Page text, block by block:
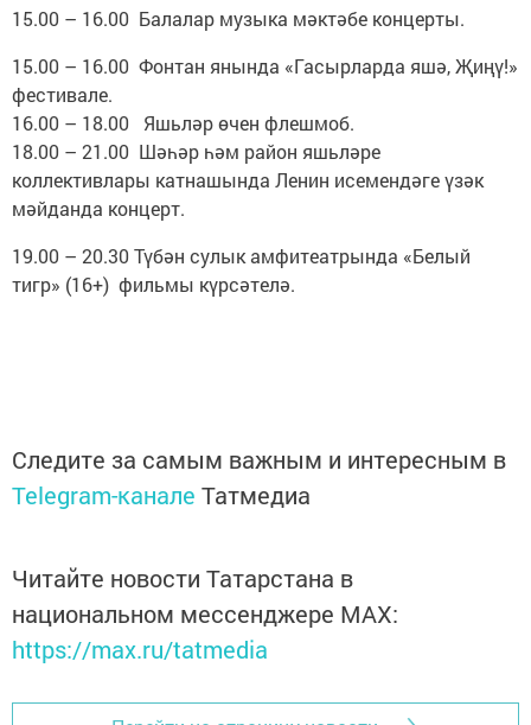
15.00 – 16.00 Балалар музыка мәктәбе концерты.
15.00 – 16.00 Фонтан янында «Гасырларда яшә, Җиңү!»
фестивале.
16.00 – 18.00 Яшьләр өчен флешмоб.
18.00 – 21.00 Шәһәр һәм район яшьләре
коллективлары катнашында Ленин исемендәге үзәк
мәйданда концерт.
19.00 – 20.30 Түбән сулык амфитеатрында «Белый
тигр» (16+) фильмы күрсәтелә.
Следите за самым важным и интересным в
Telegram-канале Татмедиа
Читайте новости Татарстана в
национальном мессенджере MАХ:
https://max.ru/tatmedia